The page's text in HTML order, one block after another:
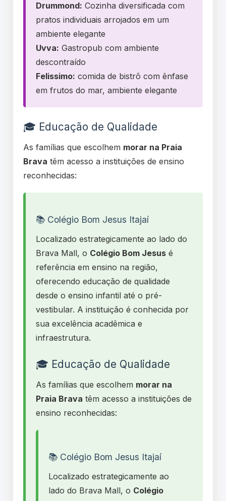
Drummond: Cozinha diversificada com
pratos individuais arrojados em um
ambiente elegante
Uvva: Gastropub com ambiente
descontraído
Felissimo: comida de bistrô com ênfase
em frutos do mar, ambiente elegante
🎓 Educação de Qualidade
As famílias que escolhem morar na Praia
Brava têm acesso a instituições de ensino
reconhecidas:
📚 Colégio Bom Jesus Itajaí
Localizado estrategicamente ao lado do
Brava Mall, o Colégio Bom Jesus é
referência em ensino na região,
oferecendo educação de qualidade
desde o ensino infantil até o pré-
vestibular. A instituição é conhecida por
sua excelência acadêmica e
infraestrutura.
🎓 Educação de Qualidade
As famílias que escolhem morar na
Praia Brava têm acesso a instituições de
ensino reconhecidas:
📚 Colégio Bom Jesus Itajaí
Localizado estrategicamente ao
lado do Brava Mall, o Colégio